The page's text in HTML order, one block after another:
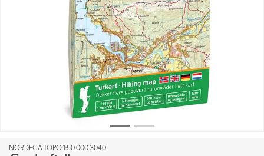
NORDECA TOPO 1:50 000 3040